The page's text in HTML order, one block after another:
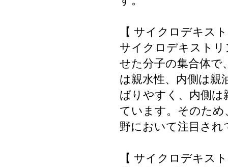
【 サイクロデキス
サイクロデキスト
せた分子の集合体で
は親水性、内側は親
ばりやすく、内側
ています。そのため
野において注目され
【 サイクロデキス